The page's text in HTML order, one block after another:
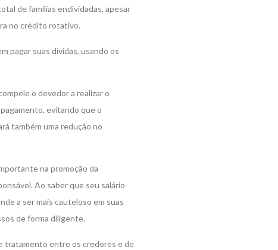
de famílias endividadas, apesar
no crédito rotativo.
pagar suas dívidas, usando os
o devedor a realizar o
evitando que o
também uma redução no
na promoção da
Ao saber que seu salário
a ser mais cauteloso em suas
de forma diligente.
tratamento entre os credores e de